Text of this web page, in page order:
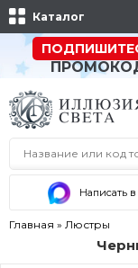
Каталог
Написать
Главная » Люстры